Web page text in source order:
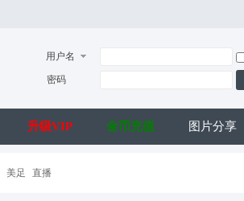
用户名
密码
升级VIP 金币充值 图片分享
美足 直播